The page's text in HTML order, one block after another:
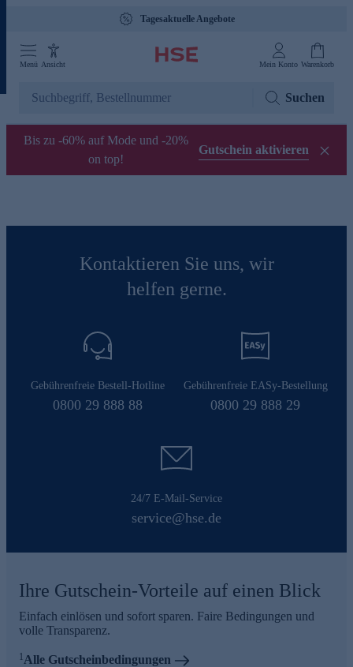
Tagesaktuelle Angebote
Menü Ansicht Mein Konto Warenkorb
Suchen
Bis zu -60% auf Mode und -20%
on top!
Gutschein aktivieren
Kontaktieren Sie uns, wir
helfen gerne.
Gebührenfreie Bestell-Hotline
0800 29 888 88
Gebührenfreie EASy-Bestellung
0800 29 888 29
24/7 E-Mail-Service
service@hse.de
Ihre Gutschein-Vorteile auf einen Blick
Einfach einlösen und sofort sparen. Faire Bedingungen und
volle Transparenz.
1Alle Gutscheinbedingungen